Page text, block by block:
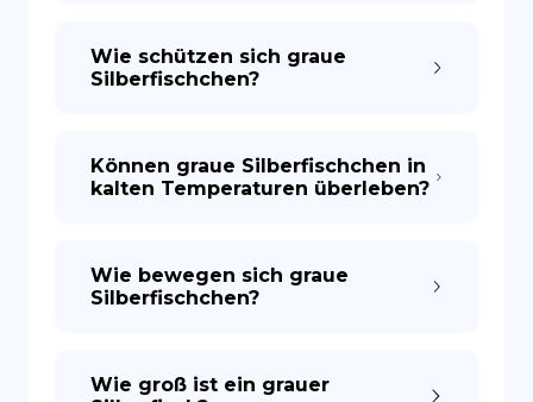
Wie schützen sich graue
Silberfischchen?
Können graue Silberfischchen in
kalten Temperaturen überleben?
Wie bewegen sich graue
Silberfischchen?
Wie groß ist ein grauer